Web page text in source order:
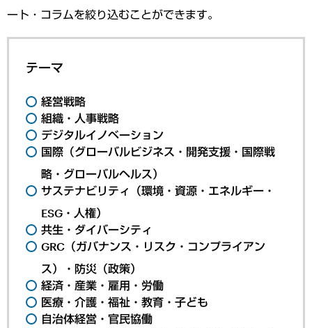
ート・コラムを絞り込むことができます。
テーマ
経営戦略
組織・人事戦略
デジタルイノベーション
国際（グローバルビジネス・開発支援・国際戦
略・グローバルヘルス）
サステナビリティ（環境・資源・エネルギー・
ESG・人権）
共生・ダイバーシティ
GRC（ガバナンス・リスク・コンプライアン
ス）・防災（政策）
経済・産業・雇用・労働
医療・介護・福祉・教育・子ども
自治体経営・官民協働